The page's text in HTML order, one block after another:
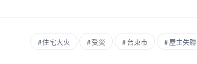
住宅大火 受災 台東市 屋主失聯